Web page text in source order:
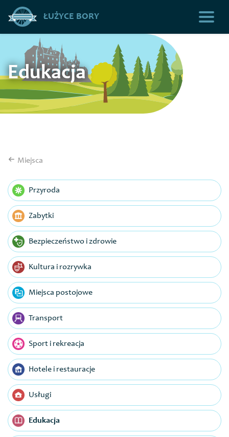
ŁUŻYCE BORY
Edukacja
Miejsca
Przyroda
Zabytki
Bezpieczeństwo i zdrowie
Kultura i rozrywka
Miejsca postojowe
Transport
Sport i rekreacja
Hotele i restauracje
Usługi
Edukacja